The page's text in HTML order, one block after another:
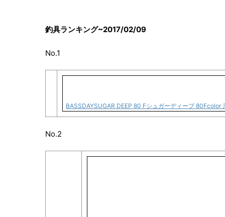
釣具ランキング~2017/02/09
No.1
BASSDAYSUGAR DEEP 80 Fシュガーディープ
No.2